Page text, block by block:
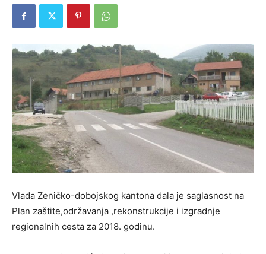
Vlada Zeničko-dobojskog kantona dala je saglasnost na
Plan zaštite,održavanja ,rekonstrukcije i izgradnje
regionalnih cesta za 2018. godinu.